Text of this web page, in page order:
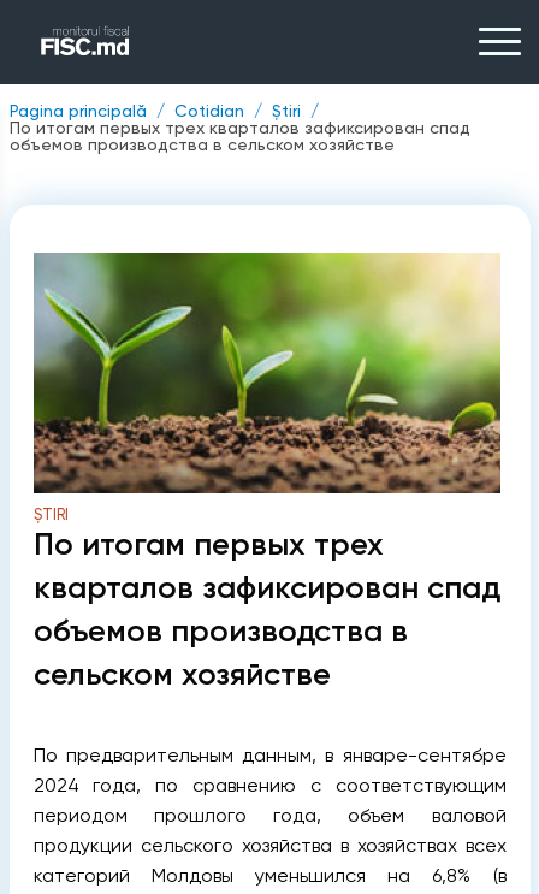
Pagina principală Cotidian
Știri
По итогам первых трех кварталов зафиксирован спад
объемов производства в сельском хозяйстве
ȘTIRI
По итогам первых трех
кварталов зафиксирован спад
объемов производства в
сельском хозяйстве
По предварительным данным, в январе-сентябре
2024 года, по сравнению с соответствующим
периодом прошлого года, объем валовой
продукции сельского хозяйства в хозяйствах всех
категорий Молдовы уменьшился на 6,8% (в